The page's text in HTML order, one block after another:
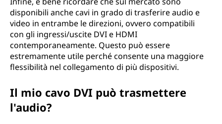
disponibili anche cavi in grado di trasferire audio e
video in entrambe le direzioni, ovvero compatibili
con gli ingressi/uscite DVI e HDMI
contemporaneamente. Questo può essere
estremamente utile perché consente una maggiore
flessibilità nel collegamento di più dispositivi.
Il mio cavo DVI può trasmettere
l'audio?